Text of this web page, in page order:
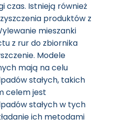
czas. Istnieją również
produktów z
mieszanki
z rur do zbiornika
Modele
mają na celu
stałych, takich
celem jest
stałych w tych
ich metodami